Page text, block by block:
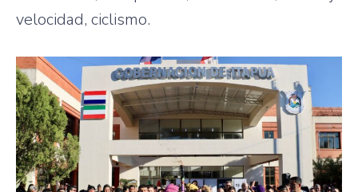
velocidad, ciclismo.